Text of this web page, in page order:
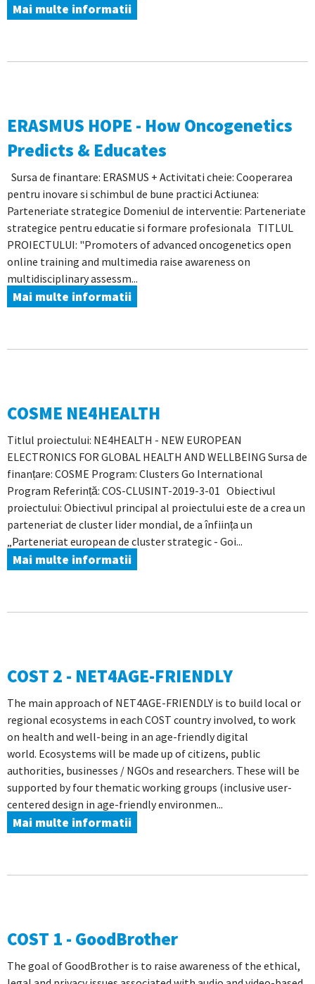
Mai multe informatii
ERASMUS HOPE - How Oncogenetics
Predicts & Educates
Sursa de finantare: ERASMUS + Activitati cheie: Cooperarea
pentru inovare si schimbul de bune practici Actiunea:
Parteneriate strategice Domeniul de interventie: Parteneriate
strategice pentru educatie si formare profesionala TITLUL
PROIECTULUI: "Promoters of advanced oncogenetics open
online training and multimedia raise awareness on
multidisciplinary assessm...
Mai multe informatii
COSME NE4HEALTH
Titlul proiectului: NE4HEALTH - NEW EUROPEAN
ELECTRONICS FOR GLOBAL HEALTH AND WELLBEING Sursa de
finanțare: COSME Program: Clusters Go International
Program Referință: COS-CLUSINT-2019-3-01 Obiectivul
proiectului: Obiectivul principal al proiectului este de a crea un
parteneriat de cluster lider mondial, de a înființa un
„Parteneriat european de cluster strategic - Goi...
Mai multe informatii
COST 2 - NET4AGE-FRIENDLY
The main approach of NET4AGE-FRIENDLY is to build local or
regional ecosystems in each COST country involved, to work
on health and well-being in an age-friendly digital
world. Ecosystems will be made up of citizens, public
authorities, businesses / NGOs and researchers. These will be
supported by four thematic working groups (inclusive user-
centered design in age-friendly environmen...
Mai multe informatii
COST 1 - GoodBrother
The goal of GoodBrother is to raise awareness of the ethical,